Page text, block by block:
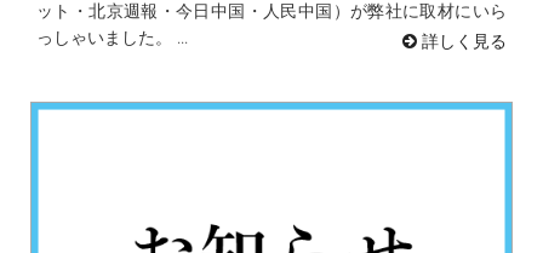
ット・北京週報・今日中国・人民中国）が弊社に取材にいら
っしゃいました。 ...
詳しく見る